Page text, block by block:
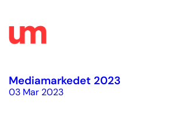
Mediamarkedet 2023
03 Mar 2023